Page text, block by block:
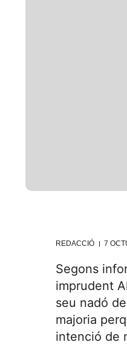
REDACCIÓ 7
Segons
imprudent
seu nadó
majoria
intenció de